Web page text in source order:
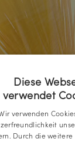
Diese
verwendet
verwenden
Durch die